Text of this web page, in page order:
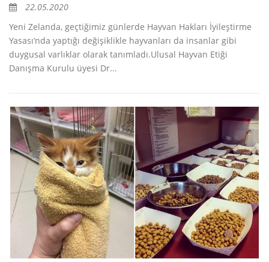
22.05.2020
Yeni Zelanda, geçtiğimiz günlerde Hayvan Hakları İyileştirme
Yasası’nda yaptığı değişiklikle hayvanları da insanlar gibi
duygusal varlıklar olarak tanımladı.Ulusal Hayvan Etiği
Danışma Kurulu üyesi Dr...